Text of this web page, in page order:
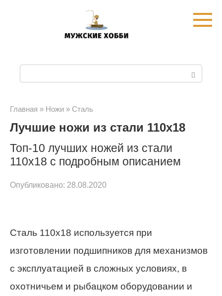
с
к
:
Главная » Ножи » Сталь
Лучшие ножи из стали 110х18
Топ-10 лучших ножей из стали
110х18 с подробным описанием
Опубликовано: 28.08.2020
Сталь 110х18 используется при
изготовлении подшипников для механизмов
с эксплуатацией в сложных условиях, в
охотничьем и рыбацком оборудовании и